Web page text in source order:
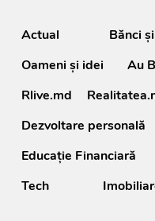
Actual Bănci
Oameni şi idei
Au
Rlive.md
Dezvoltare personală
Educație Financiară
Tech